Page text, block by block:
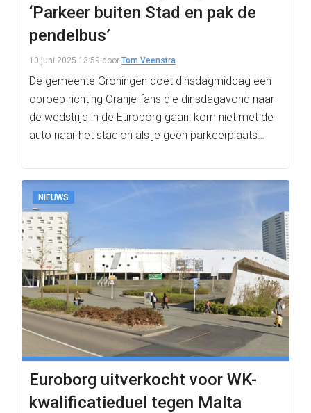
‘Parkeer buiten Stad en pak de
pendelbus’
10 juni 2025 13:59 door Tom Veenstra
De gemeente Groningen doet dinsdagmiddag een
oproep richting Oranje-fans die dinsdagavond naar
de wedstrijd in de Euroborg gaan: kom niet met de
auto naar het stadion als je geen parkeerplaats…
NIEUWS
Euroborg uitverkocht voor WK-
kwalificatieduel tegen Malta